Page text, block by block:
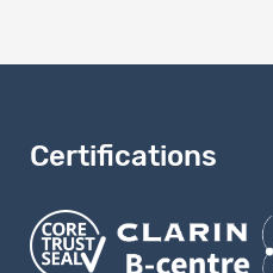
Certifications